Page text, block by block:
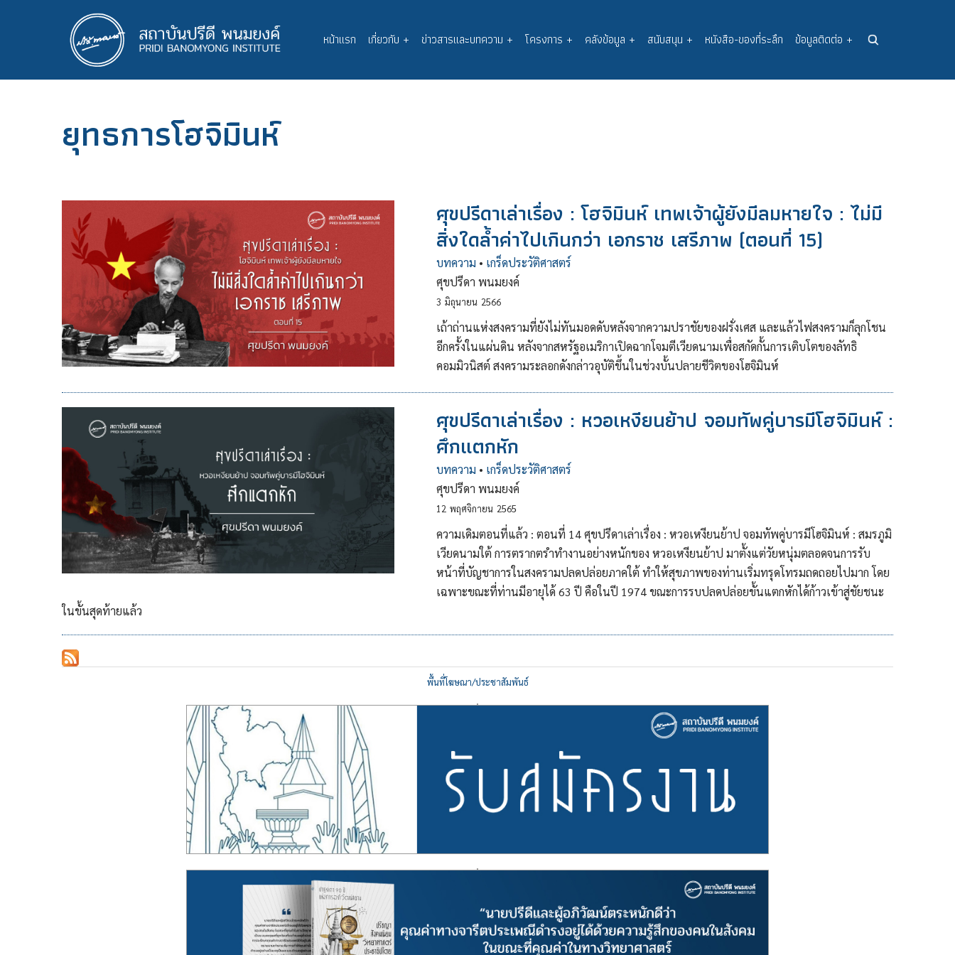
Main
navigation
หน้าแรก เกี่ยวกับ + ข่าวสารและบทความ + โครงการ + คลังข้อมูล + สนับสนุน + หนังสือ-ของที่ระลึก ข้อมูลติดต่อ +
ยุทธการโฮจิมินห์
ศุขปรีดาเล่าเรื่อง : โฮจิมินห์ เทพเจ้าผู้ยังมีลมหายใจ : ไม่มี
สิ่งใดล้ำค่าไปเกินกว่า เอกราช เสรีภาพ (ตอนที่ 15)
บทความ • เกร็ดประวัติศาสตร์
ศุขปรีดา พนมยงค์
3 มิถุนายน 2566
เถ้าถ่านแห่งสงครามที่ยังไม่ทันมอดดับหลังจากความปราชัยของฝรั่งเศส และแล้วไฟสงครามก็ลุกโชน
อีกครั้งในแผ่นดิน หลังจากสหรัฐอเมริกาเปิดฉากโจมตีเวียดนามเพื่อสกัดกั้นการเติบโตของลัทธิ
คอมมิวนิสต์ สงครามระลอกดังกล่าวอุบัติขึ้นในช่วงบั้นปลายชีวิตของโฮจิมินห์
ศุขปรีดาเล่าเรื่อง : หวอเหงียนย้าป จอมทัพคู่บารมีโฮจิมินห์ :
ศึกแตกหัก
บทความ • เกร็ดประวัติศาสตร์
ศุขปรีดา พนมยงค์
12 พฤศจิกายน 2565
ความเดิมตอนที่แล้ว : ตอนที่ 14 ศุขปรีดาเล่าเรื่อง : หวอเหงียนย้าป จอมทัพคู่บารมีโฮจิมินห์ : สมรภูมิ
เวียดนามใต้ การตรากตรำทำงานอย่างหนักของ หวอเหงียนย้าป มาตั้งแต่วัยหนุ่มตลอดจนการรับ
หน้าที่บัญชาการในสงครามปลดปล่อยภาคใต้ ทำให้สุขภาพของท่านเริ่มทรุดโทรมถดถอยไปมาก โดย
เฉพาะขณะที่ท่านมีอายุได้ 63 ปี คือในปี 1974 ขณะการรบปลดปล่อยขั้นแตกหักได้ก้าวเข้าสู่ชัยชนะ
ในขั้นสุดท้ายแล้ว
พื้นที่โฆษณา/ประชาสัมพันธ์